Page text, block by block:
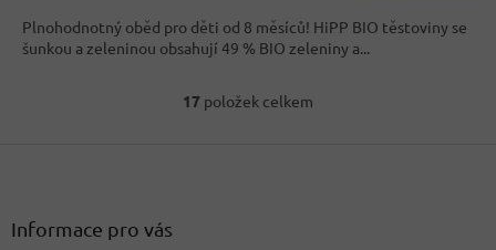
Plnohodnotný oběd pro děti od 8 měsíců! HiPP BIO těstoviny se
šunkou a zeleninou obsahují 49 % BIO zeleniny a...
O
17 položek celkem
Informace pro vás